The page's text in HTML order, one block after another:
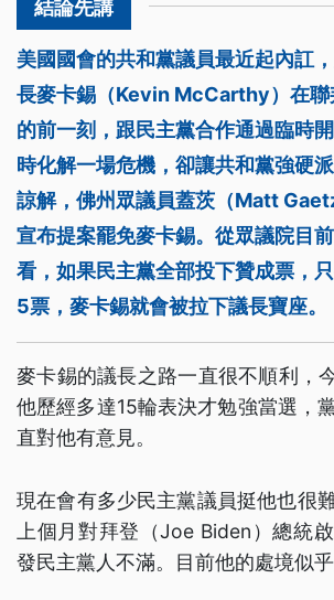
美國國會的共和黨議員最近起內訌
長麥卡錫（Kevin McCarthy）在聯
的前一刻，跟民主黨合作通過臨時
時化解一場危機，卻讓共和黨強硬
諒解，佛州眾議員蓋茨（Matt
宣布提案罷免麥卡錫。從眾議院目
看，如果民主黨全部投下贊成票，
5票，麥卡錫就會被拉下議長寶座。
麥卡錫的議長之路一直很不順利，
他歷經多達15輪表決才勉強當選，
直對他有意見。
現在會有多少民主黨議員挺他也很
上個月對拜登（Joe Biden）總統
發民主黨人不滿。目前他的處境似乎